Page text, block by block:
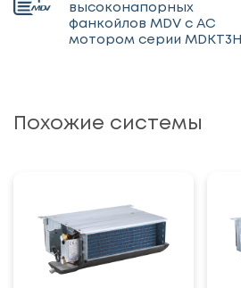
высоконапорных
фанкойлов MDV с АС
мотором серии MDKT3H
Похожие системы